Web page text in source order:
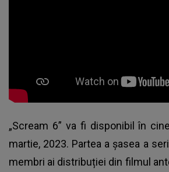
„Scream 6” va fi disponibil în
martie, 2023. Partea a șasea a
membri ai distribuției din filmul